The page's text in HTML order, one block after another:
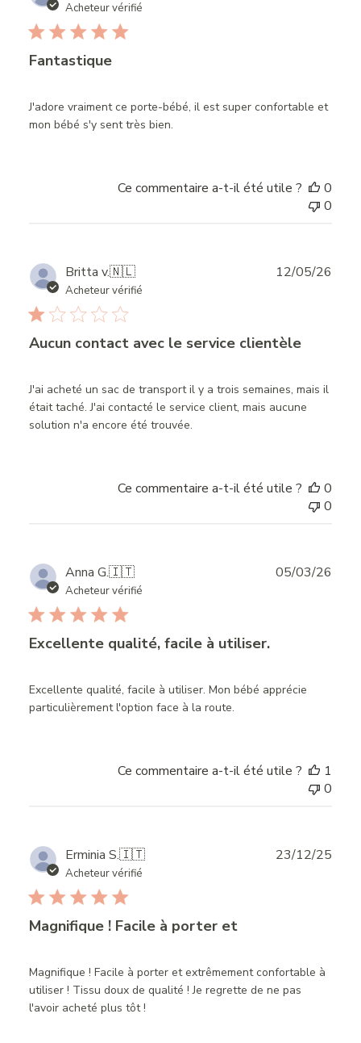
Acheteur vérifié
Fantastique
J'adore vraiment ce porte-bébé, il est super confortable et
mon bébé s'y sent très bien.
Ce commentaire a-t-il été utile ?
0
0
Britta v.🇳🇱
Acheteur vérifié
Aucun contact avec le service clientèle
J'ai acheté un sac de transport il y a trois semaines, mais il
était taché. J'ai contacté le service client, mais aucune
solution n'a encore été trouvée.
12/05/26
Ce commentaire a-t-il été utile ?
0
0
Anna G.🇮🇹
Acheteur vérifié
Excellente qualité, facile à utiliser.
Excellente qualité, facile à utiliser. Mon bébé apprécie
particulièrement l'option face à la route.
05/03/26
Ce commentaire a-t-il été utile ?
1
0
Erminia S.🇮🇹
Acheteur vérifié
Magnifique ! Facile à porter et
Magnifique ! Facile à porter et extrêmement confortable à
utiliser ! Tissu doux de qualité ! Je regrette de ne pas
l'avoir acheté plus tôt !
23/12/25